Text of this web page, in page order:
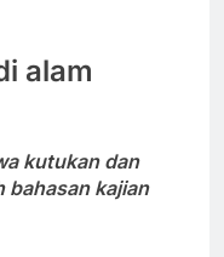
alam
kutukan dan
bahasan kajian